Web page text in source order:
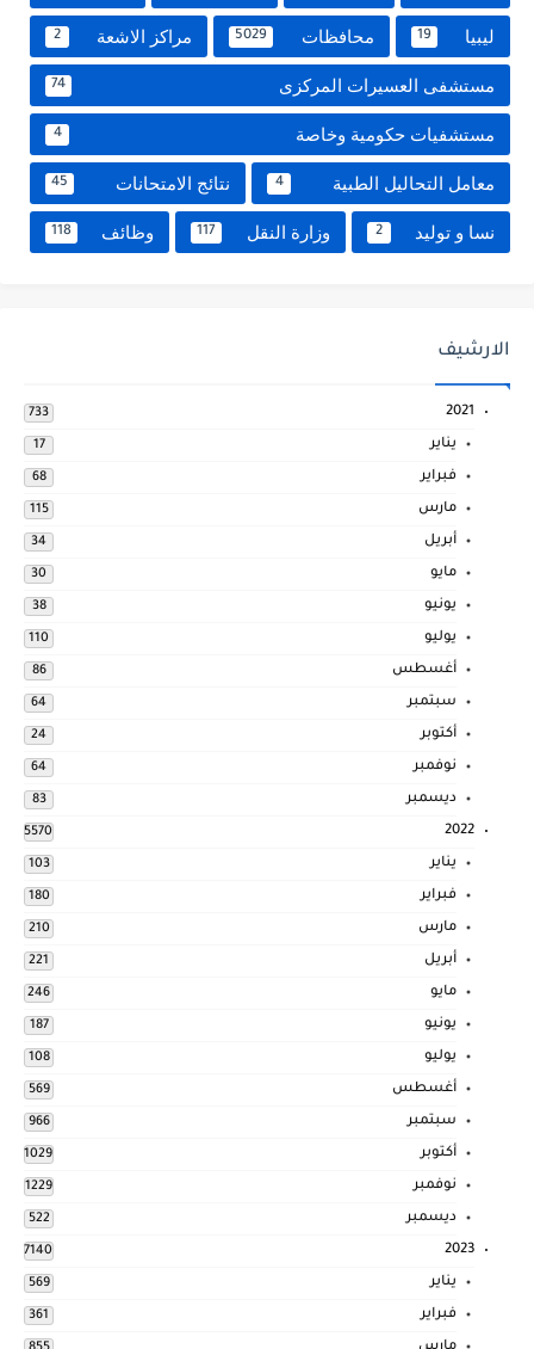
ليبيا 19 محافظات 5029 مراكز الاشعة 2
مستشفى العسيرات المركزى 74
مستشفيات حكومية وخاصة 4
معامل التحاليل الطبية 4 نتائج الامتحانات 45
نسا و توليد 2 وزارة النقل 117 وظائف 118
الارشيف
2021
733
يناير 17
فبراير 68
مارس 115
أبريل 34
مايو 30
يونيو 38
يوليو 110
أغسطس 86
سبتمبر 64
أكتوبر 24
نوفمبر 64
ديسمبر 83
2022
5570
يناير 103
فبراير 180
مارس 210
أبريل 221
مايو 246
يونيو 187
يوليو 108
أغسطس 569
سبتمبر 966
أكتوبر 1029
نوفمبر 1229
ديسمبر 522
2023
7140
يناير 569
فبراير 361